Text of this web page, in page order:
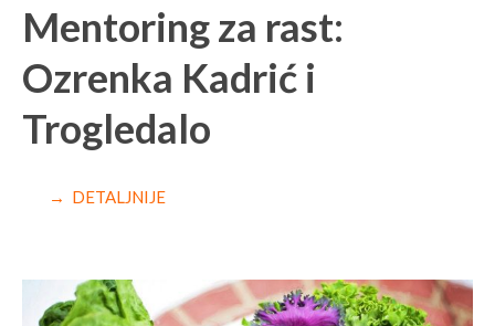
Mentoring za rast:
Ozrenka Kadrić i
Trogledalo
→ DETALJNIJE